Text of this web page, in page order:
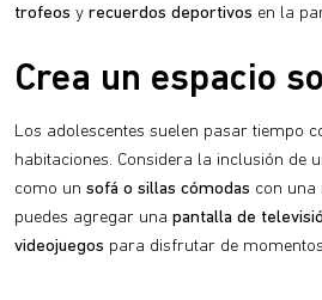
trofeos y recuerdos deportivos en la
Crea un espacio
Los adolescentes suelen pasar tiempo
habitaciones. Considera la inclusión de
como un sofá o sillas cómodas con una
puedes agregar una pantalla de
videojuegos para disfrutar de